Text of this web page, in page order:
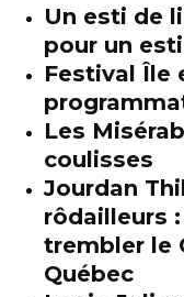
Un esti de
pour un
Festival Île
Les
coulisses
Jourdan
rôdailleurs
trembler le
Québec